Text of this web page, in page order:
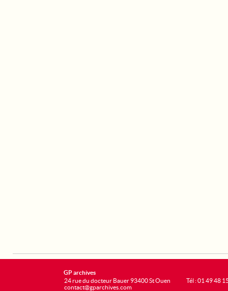
GP archives
24 rue du docteur Bauer 93400 St Ouen
contact@gparchives.com
Tél : 01 49 48